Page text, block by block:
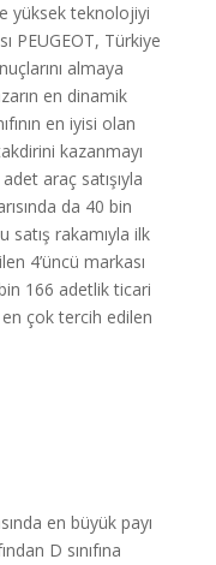
yüksek teknolojiyi
PEUGEOT, Türkiye
almaya
en dinamik
en iyisi olan
kazanmayı
araç satışıyla
da 40 bin
satış rakamıyla ilk
4’üncü markası
166 adetlik ticari
en çok tercih edilen
en büyük payı
D sınıfına